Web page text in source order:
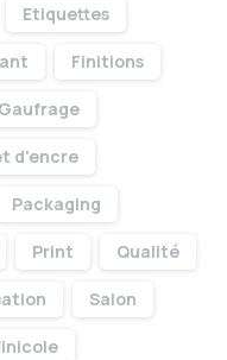
Etiquettes
Finitions
Gaufrage
d'encre
Packaging
Print Qualité
Salon